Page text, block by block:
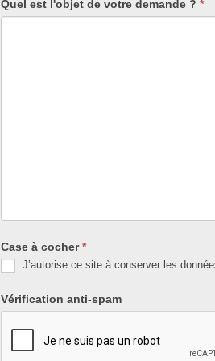
Quel est l'objet de votre demande ? *
Case à cocher*
J’autorise ce site à conserver les
Vérification anti-spam